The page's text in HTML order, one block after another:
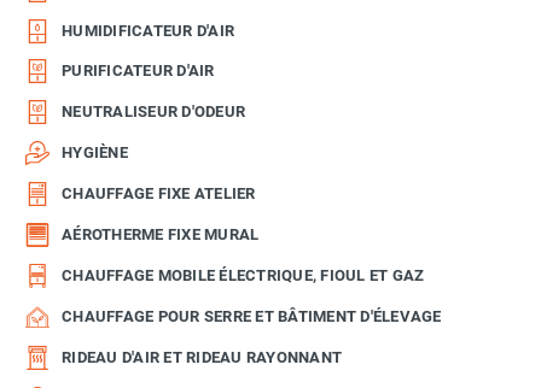
HUMIDIFICATEUR D'AIR
PURIFICATEUR D'AIR
NEUTRALISEUR D'ODEUR
HYGIÈNE
CHAUFFAGE FIXE ATELIER
AÉROTHERME FIXE MURAL
CHAUFFAGE MOBILE ÉLECTRIQUE, FIOUL ET GAZ
CHAUFFAGE POUR SERRE ET BÂTIMENT D'ÉLEVAGE
RIDEAU D'AIR ET RIDEAU RAYONNANT